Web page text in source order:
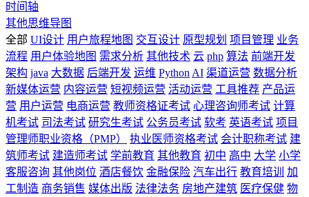
时间轴
其他思维导图
全部 UI设计 用户旅程地图 交互设计 原型规划 项目管理 业务
流程 用户体验地图 需求分析 其他技术 云 php 算法 前端开发
架构 java 大数据 后端开发 运维 Python AI 渠道运营 数据分析
新媒体运营 内容运营 短视频运营 活动运营 工具推荐 产品运
营 用户运营 电商运营 教师资格证考试 心理咨询师考试 计算
机考试 司法考试 研究生考试 公务员考试 软考 英语考试 项目
管理师职业资格（PMP）
执业医师资格考试 会计职称考试 建
筑师考试 建造师考试 学前教育 其他教育 初中 高中 大学 小学
客服咨询 其他岗位 酒店餐饮 金融保险 汽车出行 教育培训
加
工制造 商务销售 媒体出版 法律法务 房地产建筑 医疗保健 物